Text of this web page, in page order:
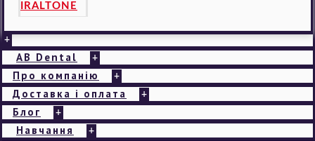
IRALTONE
+
AB Dental +
Про компанію +
Доставка і оплата +
Блог +
Навчання +